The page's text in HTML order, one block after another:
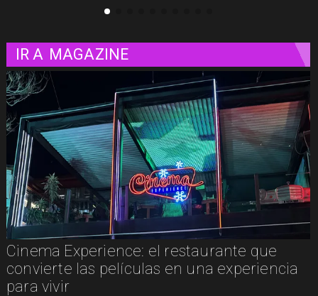
IR A MAGAZINE
Concurso de Acuarela Hardy Wistuba 2026
abre convocatoria con premio de USD
3.000